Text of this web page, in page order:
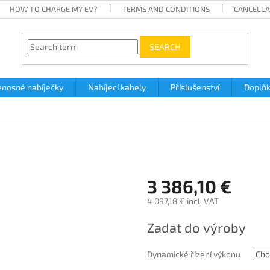
HOW TO CHARGE MY EV? TERMS AND CONDITIONS
SEARCH
nabíječky Nabíjecí kabely Příslušenství
3 386,10 €
4 097,18 € incl. VAT
price:
Zadat do výroby
Dynamické řízení výkonu